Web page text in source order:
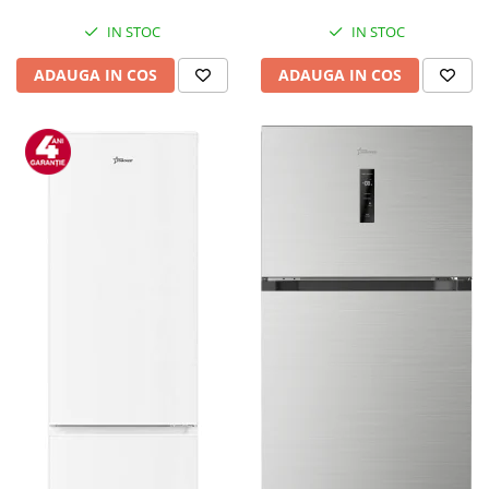
Sisteme audio
Imprimante & Scannere
Monitoare
Playere, Boxe & Casti
Radio cu ceas & portabile
Tabla interactiva
IN STOC
ADAUGA IN COS
IN STOC
ADAUGA IN COS